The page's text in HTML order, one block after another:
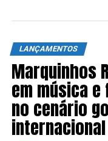
LANÇAMENTOS
Marquinhos
em música
no cenário
internacional